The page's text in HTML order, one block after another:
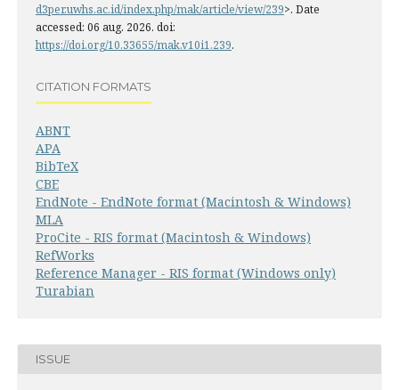
d3per.uwhs.ac.id/index.php/mak/article/view/239>. Date
accessed: 06 aug. 2026. doi:
https://doi.org/10.33655/mak.v10i1.239.
CITATION FORMATS
ABNT
APA
BibTeX
CBE
EndNote - EndNote format (Macintosh & Windows)
MLA
ProCite - RIS format (Macintosh & Windows)
RefWorks
Reference Manager - RIS format (Windows only)
Turabian
ISSUE